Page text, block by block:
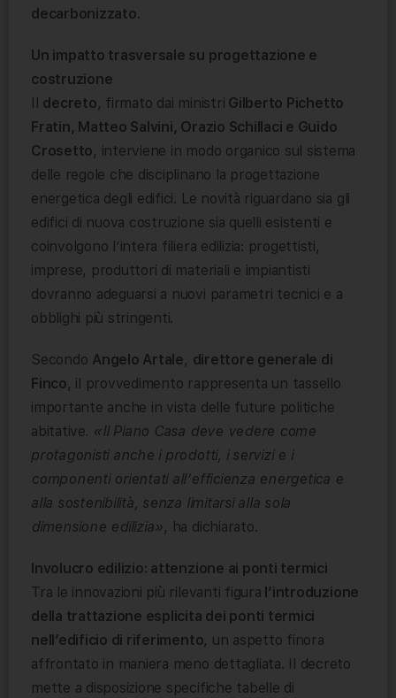
decarbonizzato.
Un impatto trasversale su progettazione e
costruzione
decreto, firmato dai ministri Gilberto Pichetto
Fratin, Matteo Salvini, Orazio Schillaci e Guido
Crosetto, interviene in modo organico sul sistema
delle regole che disciplinano la progettazione
energetica degli edifici. Le novità riguardano sia gli
edifici di nuova costruzione sia quelli esistenti e
coinvolgono l’intera filiera edilizia: progettisti,
imprese, produttori di materiali e impiantisti
dovranno adeguarsi a nuovi parametri tecnici e a
obblighi più stringenti.
Secondo Angelo Artale, direttore generale di
Finco, il provvedimento rappresenta un tassello
importante anche in vista delle future politiche
abitative. «Il Piano Casa deve vedere come
protagonisti anche i prodotti, i servizi e i
componenti orientati all’efficienza energetica e
alla sostenibilità, senza limitarsi alla sola
dimensione edilizia», ha dichiarato.
Involucro edilizio: attenzione ai ponti termici
Tra le innovazioni più rilevanti figura l’introduzione
della trattazione esplicita dei ponti termici
nell’edificio di riferimento, un aspetto finora
affrontato in maniera meno dettagliata. Il decreto
mette a disposizione specifiche tabelle di